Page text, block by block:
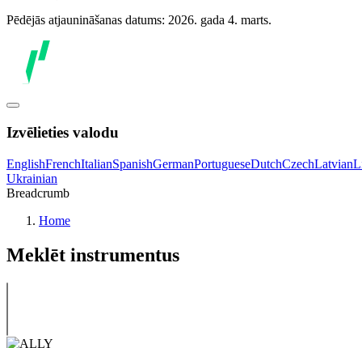
Pēdējās atjaunināšanas datums: 2026. gada 4. marts.
Izvēlieties valodu
EnglishFrenchItalianSpanishGermanPortugueseDutchCzechLatvian
Ukrainian
Breadcrumb
Home
Meklēt instrumentus